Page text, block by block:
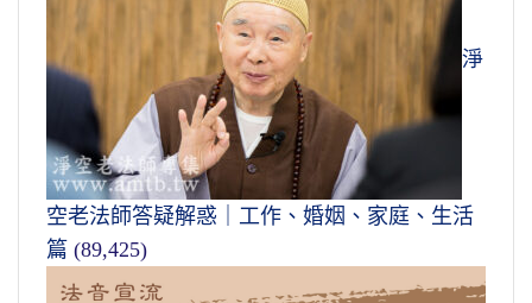
淨
空老法師答疑解惑｜工作、婚姻、家庭、生活
篇 (89,425)